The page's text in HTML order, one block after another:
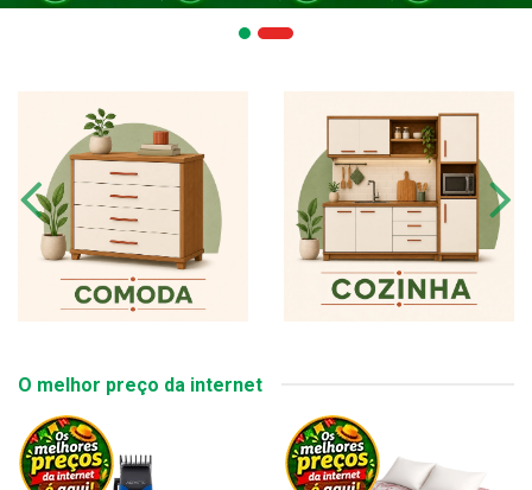
O melhor preço da internet